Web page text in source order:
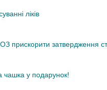
ліків
прискорити затвердження
у подарунок!